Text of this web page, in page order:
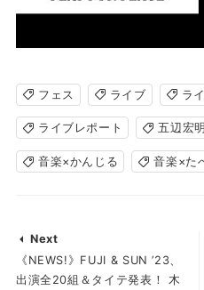
フェス ライブ ラ
ライブレポート 五辺宏明
音楽×かんじる 音楽×た
Next
《NEWS!》FUJI & SUN ’23、
出演全20組＆タイテ発表！ 木